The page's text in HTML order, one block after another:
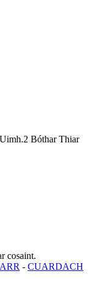
Bóthar Thiar
cosaint.
- CUARDACH